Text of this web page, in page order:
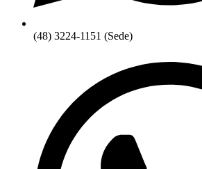
(48) 3224-1151 (Sede)